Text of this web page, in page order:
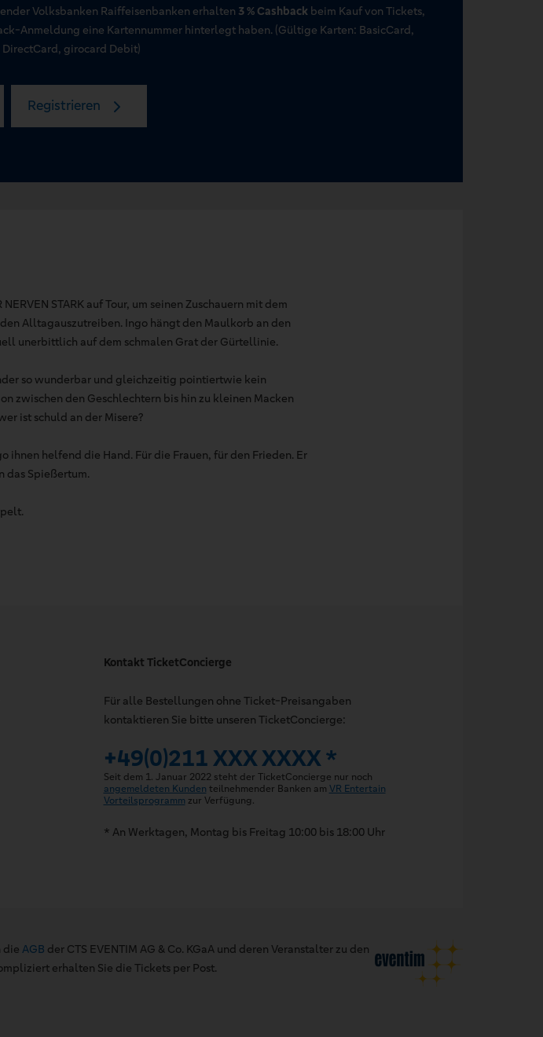
Volksbanken Raiffeisenbanken erhalten 3 % Cashbackbeim Kauf von Tickets,
Anmeldung eine Kartennummer hinterlegt haben. (Gültige Karten: BasicCard,
girocard Debit)
Registrieren
STARK auf Tour, um seinen Zuschauern mit dem
Alltagauszutreiben. Ingo hängt den Maulkorb an den
unerbittlich auf dem schmalen Grat der Gürtellinie.
so wunderbar und gleichzeitig pointiertwie kein
zwischen den Geschlechtern bis hin zu kleinen Macken
ist schuld an der Misere?
helfend die Hand. Für die Frauen, für den Frieden. Er
das Spießertum.
Kontakt TicketConcierge
Für alle Bestellungen ohne Ticket-Preisangaben
kontaktieren Sie bitte unseren TicketConcierge:
+49(0)211 XXX XXXX *
Seit dem 1. Januar 2022 steht der TicketConcierge nur noch
angemeldeten Kunden teilnehmender Banken am VR Entertain
Vorteilsprogramm zur Verfügung.
* An Werktagen, Montag bis Freitag 10:00 bis 18:00 Uhr
die AGB der CTS EVENTIM AG & Co. KGaA und deren Veranstalter zu den
erhalten Sie die Tickets per Post.